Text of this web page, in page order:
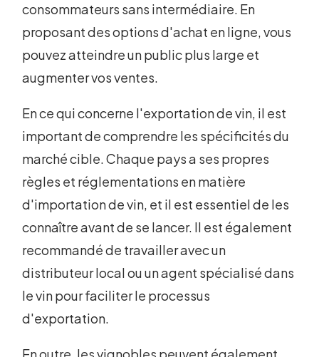
consommateurs sans intermédiaire. En
proposant des options d'achat en ligne, vous
pouvez atteindre un public plus large et
augmenter vos ventes.
En ce qui concerne l'exportation de vin, il est
important de comprendre les spécificités du
marché cible. Chaque pays a ses propres
règles et réglementations en matière
d'importation de vin, et il est essentiel de les
connaître avant de se lancer. Il est également
recommandé de travailler avec un
distributeur local ou un agent spécialisé dans
le vin pour faciliter le processus
d'exportation.